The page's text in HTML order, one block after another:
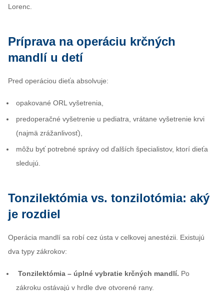
Lorenc.
Príprava na operáciu krčných
mandlí u detí
Pred operáciou dieťa absolvuje:
opakované ORL vyšetrenia,
predoperačné vyšetrenie u pediatra, vrátane vyšetrenie krvi
(najmä zrážanlivosť),
môžu byť potrebné správy od ďalších špecialistov, ktorí dieťa
sledujú.
Tonzilektómia vs. tonzilotómia: aký
je rozdiel
Operácia mandlí sa robí cez ústa v celkovej anestézii. Existujú
dva typy zákrokov:
Tonzilektómia – úplné vybratie krčných mandlí. Po
zákroku ostávajú v hrdle dve otvorené rany.